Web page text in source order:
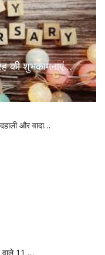
की शुभकामनाएं…
और वादा…
वाले 11 …